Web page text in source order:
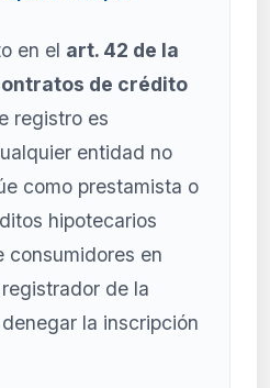
en el art. 42 de la
de crédito
registro es
entidad no
como prestamista o
hipotecarios
consumidores en
de la
la inscripción